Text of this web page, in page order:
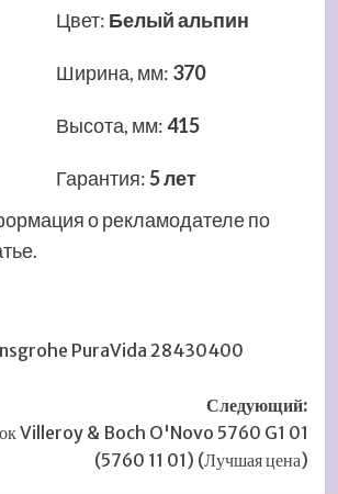
Цвет: Белый альпин
Ширина, мм: 370
Высота, мм:415
Гарантия:5 лет
о рекламодателе по
PuraVida 28430400
Следующий:
Villeroy & Boch O'Novo 5760 G1 01
(5760 11 01) (Лучшая цена)